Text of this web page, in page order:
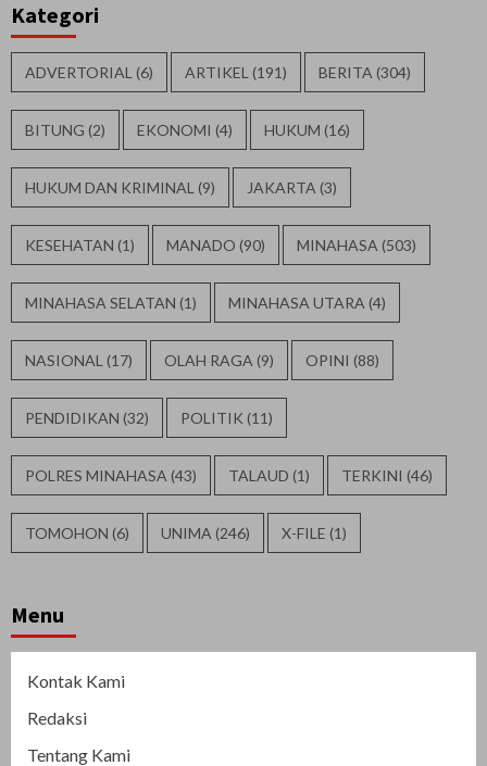
Kategori
ADVERTORIAL (6) ARTIKEL (191) BERITA (304)
BITUNG (2) EKONOMI (4) HUKUM (16)
HUKUM DAN KRIMINAL (9) JAKARTA (3)
KESEHATAN (1) MANADO (90) MINAHASA (503)
MINAHASA SELATAN (1) MINAHASA UTARA (4)
NASIONAL (17) OLAH RAGA (9) OPINI (88)
PENDIDIKAN (32) POLITIK (11)
POLRES MINAHASA (43) TALAUD (1) TERKINI (46)
TOMOHON (6) UNIMA (246) X-FILE (1)
Menu
Kontak Kami
Redaksi
Tentang Kami